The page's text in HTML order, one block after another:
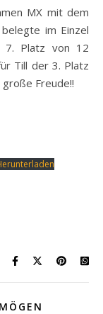
MX mit dem
im Einzel
7. Platz von 12
Till der 3. Platz
Freude!!